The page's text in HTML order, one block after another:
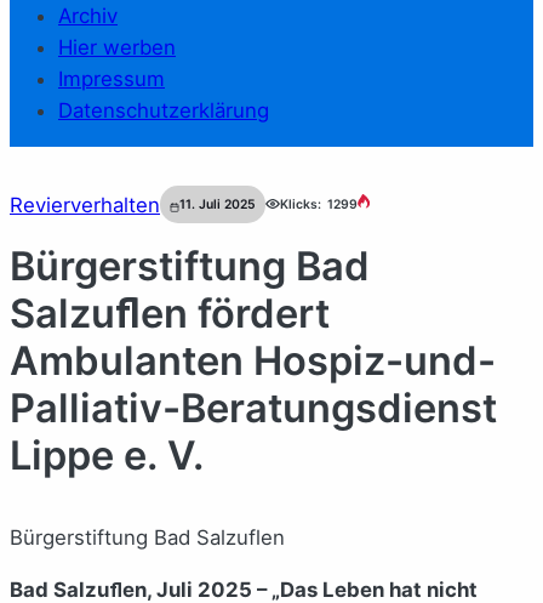
Archiv
Hier werben
Impressum
Datenschutzerklärung
Revierverhalten 11. Juli 2025 Klicks: 1299
Bürgerstiftung Bad
Salzuﬂen fördert
Ambulanten Hospiz-und-
Palliativ-Beratungsdienst
Lippe e. V.
Bürgerstiftung Bad Salzuflen
Bad Salzuﬂen, Juli 2025 – „Das Leben hat nicht